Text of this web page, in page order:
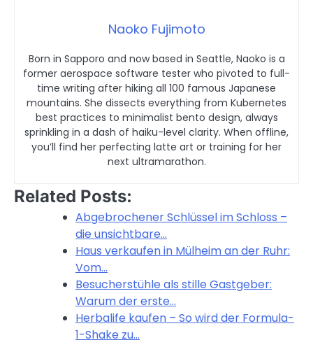
Naoko Fujimoto
Born in Sapporo and now based in Seattle, Naoko is a
former aerospace software tester who pivoted to full-
time writing after hiking all 100 famous Japanese
mountains. She dissects everything from Kubernetes
best practices to minimalist bento design, always
sprinkling in a dash of haiku-level clarity. When offline,
you’ll find her perfecting latte art or training for her
next ultramarathon.
Related Posts:
Abgebrochener Schlüssel im Schloss –
die unsichtbare…
Haus verkaufen in Mülheim an der Ruhr:
Vom…
Besucherstühle als stille Gastgeber:
Warum der erste…
Herbalife kaufen – So wird der Formula-
1-Shake zu…